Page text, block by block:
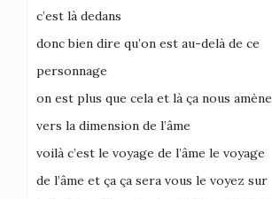
c’est là dedans
donc bien dire qu’on est au-delà de ce
personnage
on est plus que cela et là ça nous amène
vers la dimension de l’âme
voilà c’est le voyage de l’âme le voyage
de l’âme et ça ça sera vous le voyez sur